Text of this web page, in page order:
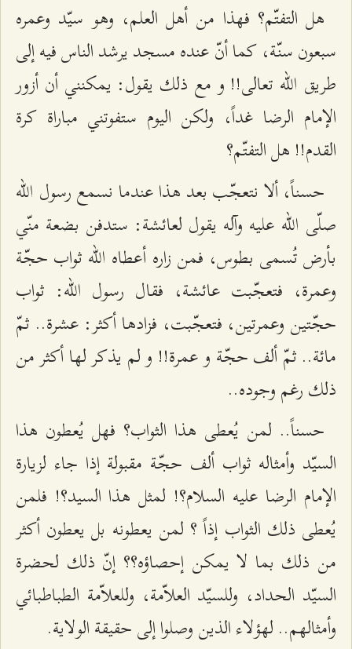
هل التفتّم؟ فهذا من أهل العلم، وهو سيّد وعمره
سبعون سنّة، كما أنّ عنده مسجد يرشد الناس فيه إلى
طريق الله تعالى!! و مع ذلك يقول: يمكنني أن أزور
الإمام الرضا غداً، ولكن اليوم ستفوتني مباراة كرة
القدم!! هل التفتّم؟
حسناً، ألا نتعجّب بعد هذا عندما نسمع رسول الله
صلّى الله عليه وآله يقول لعائشة: ستدفن بضعة منّي
بأرض تُسمى بطوس، فمن زاره أعطاه الله ثواب حجّة
وعمرة، فتعجّبت عائشة، فقال رسول الله: ثواب
حجّتين وعمرتين، فتعجّبت، فزادها أكثر: عشرة.. ثمّ
مائة.. ثمّ ألف حجّة و عمرة!! و لم يذكر لها أكثر من
ذلك رغم وجوده..
حسناً.. لمن يُعطى هذا الثواب؟ فهل يُعطون هذا
السيّد وأمثاله ثواب ألف حجّة مقبولة إذا جاء لزيارة
الإمام الرضا عليه السلام؟! لمثل هذا السيد؟! فلمن
يُعطى ذلك الثواب إذاً ؟ لمن يعطونه بل يعطون أكثر
من ذلك بما لا يمكن إحصاؤه؟؟ إنّ ذلك لحضرة
السيّد الحداد، وللسيّد العلاّمة، وللعلاّمة الطباطبائي
وأمثالهم.. لهؤلاء الذين وصلوا إلى حقيقة الولاية.